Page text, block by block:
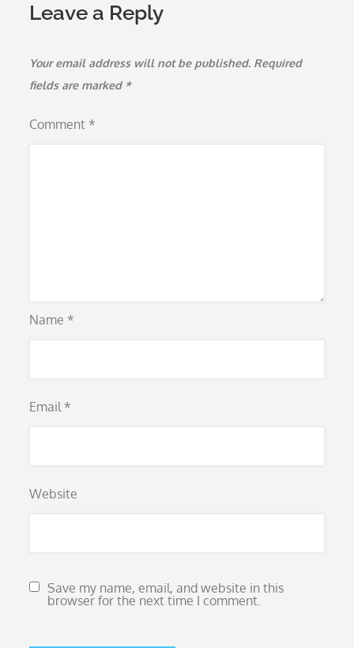
Leave a Reply
Your email address will not be published. Required
fields are marked *
Comment *
Name *
Email *
Website
Save my name, email, and website in this
browser for the next time I comment.